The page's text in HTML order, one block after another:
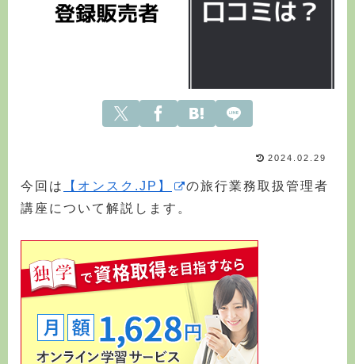
2024.02.29
今回は 【オンスク.JP】
の旅行業務取扱管理者
講座について解説します。